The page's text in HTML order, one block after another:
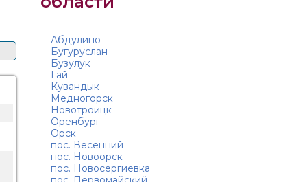
Абдулино
Бугуруслан
Бузулук
Гай
Кувандык
Медногорск
Новотроицк
Оренбург
Орск
пос. Весенний
пос. Новоорск
пос. Новосергиевка